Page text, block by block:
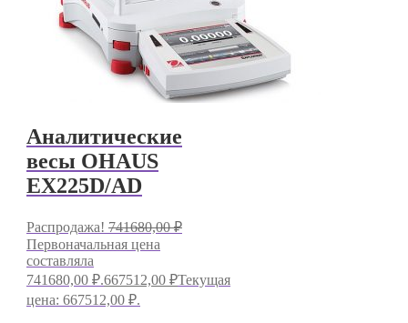
Аналитические
весы OHAUS
EX225D/AD
Распродажа! 741680,00₽
Первоначальная цена
составляла
741680,00 ₽.667512,00 ₽Текущая
цена: 667512,00 ₽.